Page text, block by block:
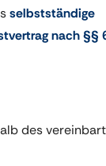
selbstständige
nach §§
des